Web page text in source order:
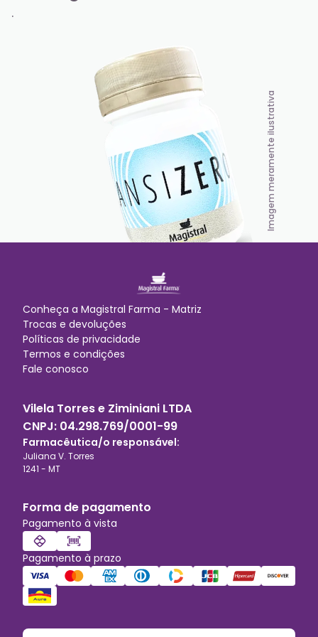
.
Imagem meramente ilustrativa
Conheça a Magistral Farma - Matriz
Trocas e devoluções
Políticas de privacidade
Termos e condições
Fale conosco
Vilela Torres e Ziminiani LTDA
CNPJ: 04.298.769/0001-99
Farmacêutica/o responsável:
Juliana V. Torres
1241 - MT
Forma de pagamento
Pagamento à vista
Pagamento à prazo